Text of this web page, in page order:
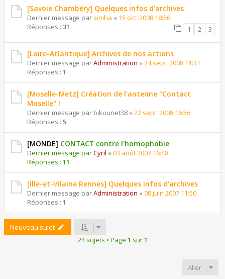
[Savoie Chambéry] Quelques infos d'archives
Dernier message par simha « 15 oct. 2008 18:56
Réponses : 31 1 2 3
[Loire-Atlantique] Archives de nos actions
Dernier message parAdministration « 24 sept. 2008 11:31
Réponses : 1
[Moselle-Metz] Création de l'antenne ''Contact
Moselle'' !
Dernier message par bikounet38 « 22 sept. 2008 16:56
Réponses : 5
[MONDE] CONTACT contre l'homophobie
Dernier message parCyril «03 août 2007 16:48
Réponses : 11
[Ille-et-Vilaine Rennes] Quelques infos d'archives
Dernier message parAdministration « 08 juin 2007 11:50
Réponses : 1
Nouveau sujet
24 sujets • Page 1 sur1
Aller